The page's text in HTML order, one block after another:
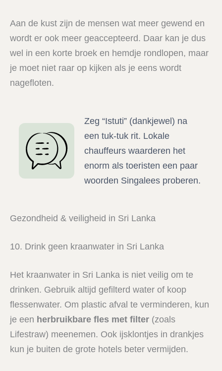
Aan de kust zijn de mensen wat meer gewend en
wordt er ook meer geaccepteerd. Daar kan je dus
wel in een korte broek en hemdje rondlopen, maar
je moet niet raar op kijken als je eens wordt
nagefloten.
Zeg “Istuti” (dankjewel) na
een tuk-tuk rit. Lokale
chauffeurs waarderen het
enorm als toeristen een paar
woorden Singalees proberen.
Gezondheid & veiligheid in Sri Lanka
10. Drink geen kraanwater in Sri Lanka
Het kraanwater in Sri Lanka is niet veilig om te
drinken. Gebruik altijd gefilterd water of koop
flessenwater. Om plastic afval te verminderen, kun
je een herbruikbare fles met filter (zoals
Lifestraw) meenemen. Ook ijsklontjes in drankjes
kun je buiten de grote hotels beter vermijden.